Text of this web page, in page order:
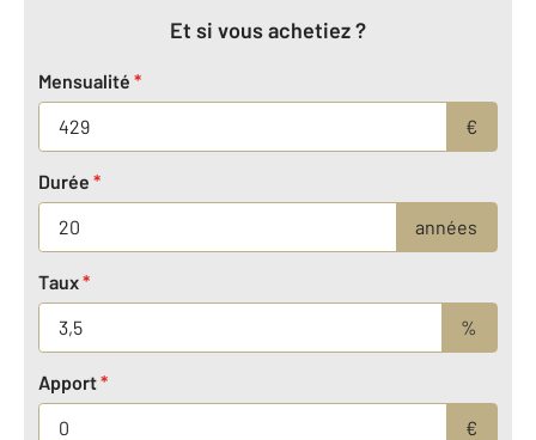
Et si vous achetiez ?
Mensualité *
€
Durée *
années
Taux*
%
Apport*
€